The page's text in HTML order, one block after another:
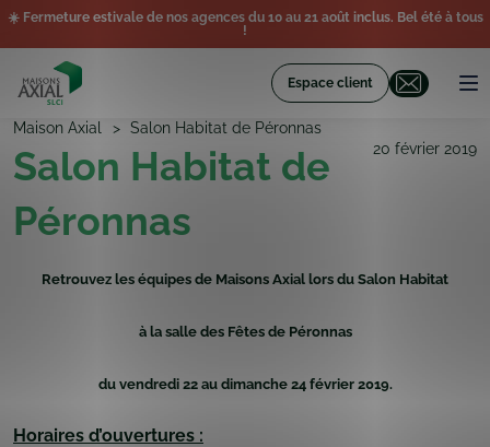
☀️ Fermeture estivale de nos agences du 10 au 21 août inclus. Bel été à tous
!
Espace client
Maison Axial Salon Habitat de Péronnas
Salon Habitat de
Péronnas
20 février 2019
Retrouvez les équipes de Maisons Axial lors du Salon Habitat
à la salle des Fêtes de Péronnas
du vendredi 22 au dimanche 24 février 2019.
Horaires d’ouvertures :